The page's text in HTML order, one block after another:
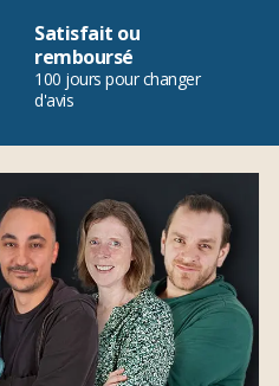
Satisfait ou
remboursé
100 jours pour changer
d'avis